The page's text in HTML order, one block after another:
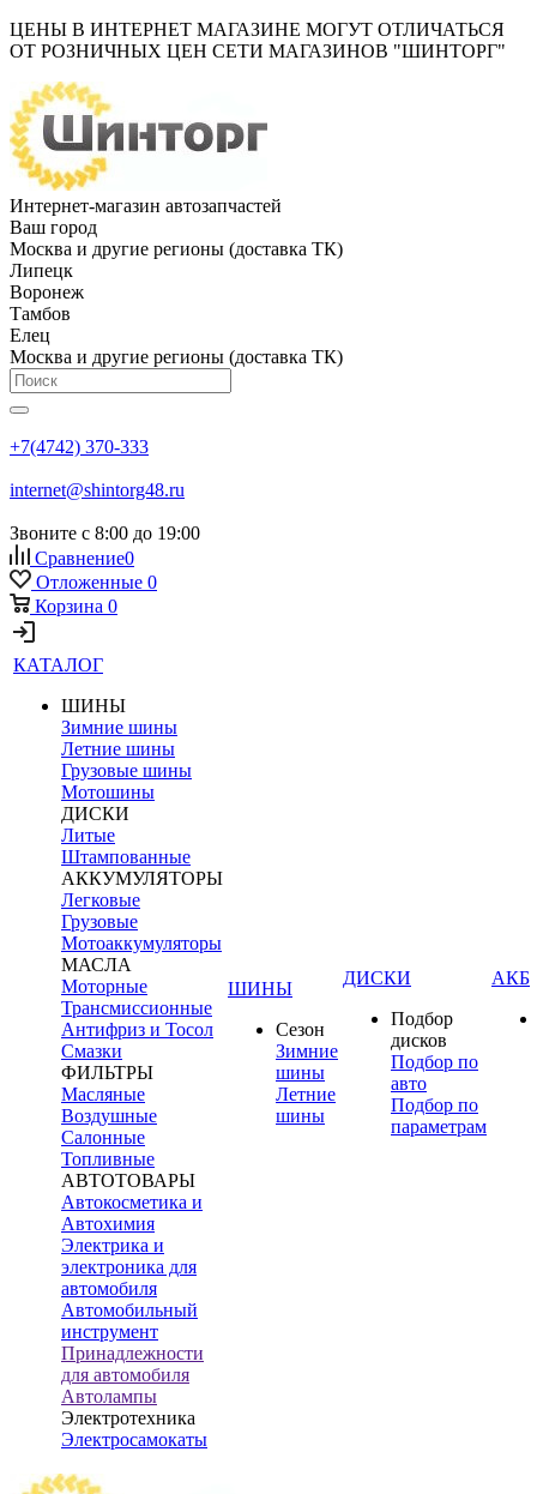
ЦЕНЫ В ИНТЕРНЕТ МАГАЗИНЕ МОГУТ ОТЛИЧАТЬСЯ
ОТ РОЗНИЧНЫХ ЦЕН СЕТИ МАГАЗИНОВ "ШИНТОРГ"
Интернет-магазин автозапчастей
Ваш город
Москва и другие регионы (доставка ТК)
Липецк
Воронеж
Тамбов
Елец
Москва и другие регионы (доставка ТК)
+7(4742) 370-333
internet@shintorg48.ru
Звоните с 8:00 до 19:00
Сравнение0
Отложенные 0
Корзина 0
КАТАЛОГ
ШИНЫ
Зимние шины
Летние шины
Грузовые шины
Мотошины
ДИСКИ
Литые
Штампованные
АККУМУЛЯТОРЫ
Легковые
Грузовые
Мотоаккумуляторы
МАСЛА
Моторные
Трансмиссионные
Антифриз и Тосол
Смазки
ФИЛЬТРЫ
Масляные
Воздушные
Салонные
Топливные
АВТОТОВАРЫ
Автокосметика и
Автохимия
Электрика и
электроника для
автомобиля
Автомобильный
инструмент
Принадлежности
для автомобиля
Автолампы
Электротехника
Электросамокаты
ШИНЫ
Сезон
Зимние
шины
Летние
шины
ДИСКИ
Подбор
дисков
Подбор по
авто
Подбор по
параметрам
АКБ